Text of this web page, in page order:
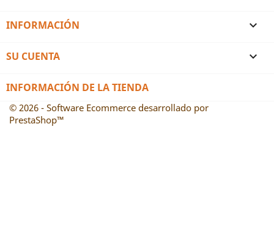
INFORMACIÓN 
SU CUENTA 
INFORMACIÓN DE LA TIENDA
© 2026 - Software Ecommerce desarrollado por
PrestaShop™